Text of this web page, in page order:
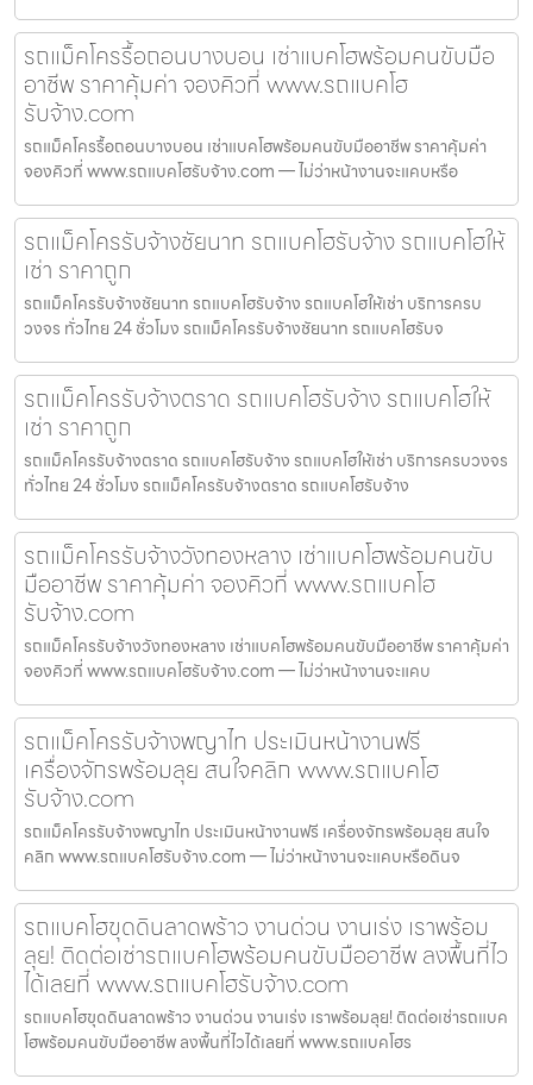
รถแม็คโครรื้อถอนบางบอน เช่าแบคโฮพร้อมคนขับมือ
อาชีพ ราคาคุ้มค่า จองคิวที่ www.รถแบคโฮ
รับจ้าง.com
รถแม็คโครรื้อถอนบางบอน เช่าแบคโฮพร้อมคนขับมืออาชีพ ราคาคุ้มค่า
จองคิวที่ www.รถแบคโฮรับจ้าง.com — ไม่ว่าหน้างานจะแคบหรือ
รถแม็คโครรับจ้างชัยนาท รถแบคโฮรับจ้าง รถแบคโฮให้
เช่า ราคาถูก
รถแม็คโครรับจ้างชัยนาท รถแบคโฮรับจ้าง รถแบคโฮให้เช่า บริการครบ
วงจร ทั่วไทย 24 ชั่วโมง รถแม็คโครรับจ้างชัยนาท รถแบคโฮรับจ
รถแม็คโครรับจ้างตราด รถแบคโฮรับจ้าง รถแบคโฮให้
เช่า ราคาถูก
รถแม็คโครรับจ้างตราด รถแบคโฮรับจ้าง รถแบคโฮให้เช่า บริการครบวงจร
ทั่วไทย 24 ชั่วโมง รถแม็คโครรับจ้างตราด รถแบคโฮรับจ้าง
รถแม็คโครรับจ้างวังทองหลาง เช่าแบคโฮพร้อมคนขับ
มืออาชีพ ราคาคุ้มค่า จองคิวที่ www.รถแบคโฮ
รับจ้าง.com
รถแม็คโครรับจ้างวังทองหลาง เช่าแบคโฮพร้อมคนขับมืออาชีพ ราคาคุ้มค่า
จองคิวที่ www.รถแบคโฮรับจ้าง.com — ไม่ว่าหน้างานจะแคบ
รถแม็คโครรับจ้างพญาไท ประเมินหน้างานฟรี
เครื่องจักรพร้อมลุย สนใจคลิก www.รถแบคโฮ
รับจ้าง.com
รถแม็คโครรับจ้างพญาไท ประเมินหน้างานฟรี เครื่องจักรพร้อมลุย สนใจ
คลิก www.รถแบคโฮรับจ้าง.com — ไม่ว่าหน้างานจะแคบหรือดินจ
รถแบคโฮขุดดินลาดพร้าว งานด่วน งานเร่ง เราพร้อม
ลุย! ติดต่อเช่ารถแบคโฮพร้อมคนขับมืออาชีพ ลงพื้นที่ไว
ได้เลยที่ www.รถแบคโฮรับจ้าง.com
รถแบคโฮขุดดินลาดพร้าว งานด่วน งานเร่ง เราพร้อมลุย! ติดต่อเช่ารถแบค
โฮพร้อมคนขับมืออาชีพ ลงพื้นที่ไวได้เลยที่ www.รถแบคโฮร